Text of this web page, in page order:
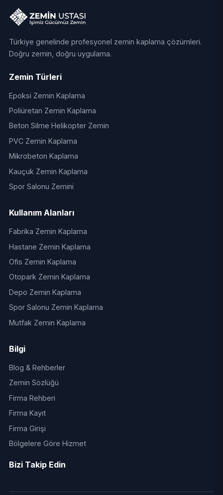
Türkiye genelinde profesyonel zemin kaplama çözümleri.
Doğru zemin, doğru uygulama.
Zemin Türleri
Epoksi Zemin Kaplama
Poliüretan Zemin Kaplama
Beton Silme Helikopter Zemin
PVC Zemin Kaplama
Mikrobeton Kaplama
Kauçuk Zemin Kaplama
Spor Salonu Zemini
Kullanım Alanları
Fabrika Zemin Kaplama
Hastane Zemin Kaplama
Ofis Zemin Kaplama
Otopark Zemin Kaplama
Depo Zemin Kaplama
Spor Salonu Zemin Kaplama
Mutfak Zemin Kaplama
Bilgi
Blog & Rehberler
Zemin Sözlüğü
Firma Rehberi
Firma Kayıt
Firma Girişi
Bölgelere Göre Hizmet
Bizi Takip Edin